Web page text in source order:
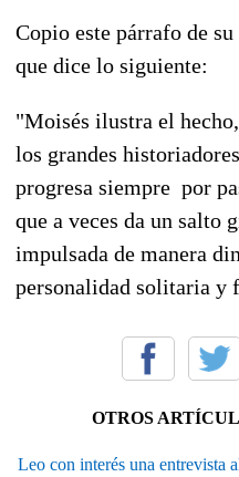
Copio este párrafo de
que dice lo siguiente:
"Moisés ilustra el
los grandes
progresa siempre por
que a veces da un salto
impulsada de manera
personalidad solitaria y
OTROS
Leo con interés una entrevista